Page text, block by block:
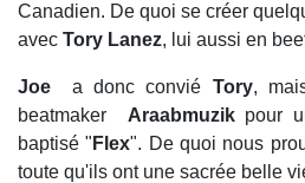
Canadien. De quoi se créer
avec Tory Lanez, lui aussi en
Joe a donc convié Tory,
beatmaker Araabmuzikpour
baptisé " Flex". De quoi nous
toute qu'ils ont une sacrée belle